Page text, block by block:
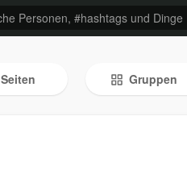
Seiten Gruppen